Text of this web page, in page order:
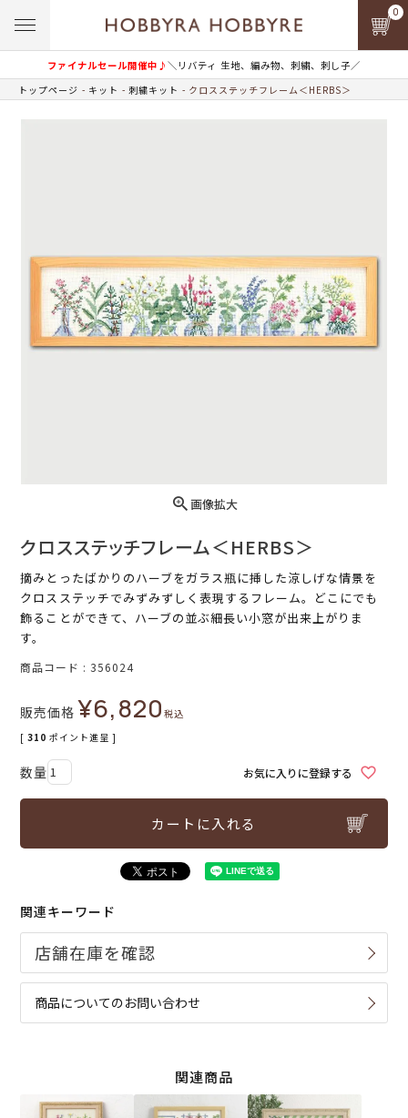
ファイナルセール開催中♪＼リバティ 生地、編み物、刺繍、刺し子／
0
トップページ キット 刺繍キット クロスステッチフレーム＜HERBS＞
画像拡大
クロスステッチフレーム＜HERBS＞
摘みとったばかりのハーブをガラス瓶に挿した涼しげな情景を
クロスステッチでみずみずしく表現するフレーム。どこにでも
飾ることができて、ハーブの並ぶ細長い小窓が出来上がりま
す。
商品コード 356024
販売価格 ¥6,820税込
[ 310 ポイント進呈 ]
お気に入りに登録する
カートに入れる
関連キーワード
商品についてのお問い合わせ
関連商品